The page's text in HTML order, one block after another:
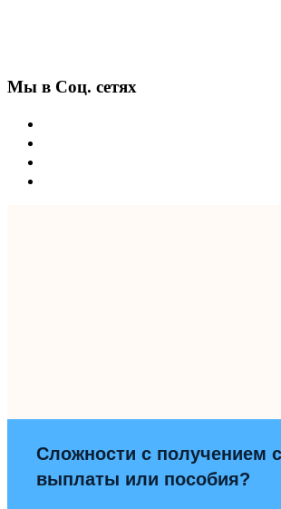
Мы в Соц. сетях
Сложности с получением
выплаты или пособия?